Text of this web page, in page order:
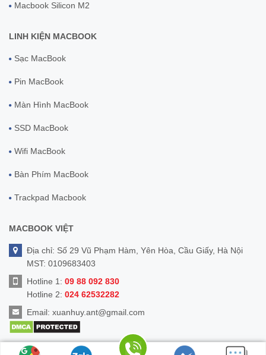
Macbook Silicon M2
LINH KIỆN MACBOOK
Sạc MacBook
Pin MacBook
Màn Hình MacBook
SSD MacBook
Wifi MacBook
Bàn Phím MacBook
Trackpad Macbook
MACBOOK VIỆT
Địa chỉ: Số 29 Vũ Phạm Hàm, Yên Hòa, Cầu Giấy, Hà Nội
MST: 0109683403
Hotline 1: 09 88 092 830
Hotline 2: 024 62532282
Email: xuanhuy.ant@gmail.com
© Bản quyền thuộc về MacbookViet